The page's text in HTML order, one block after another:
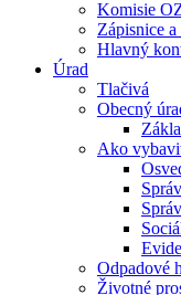
Komisie
Zápisnice a
Hlavný
Úrad
Tlačivá
Obecný
Ako
Odpadové
Životné